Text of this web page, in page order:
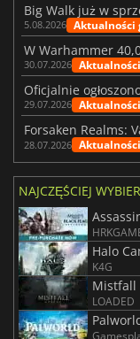
5.08.2026 Aktualności
30.07.2026
Oficjalnie
29.07.2026
28.07.2026
NAJCZĘŚCIEJ
Halo
K4G
Mistfall
LOADED